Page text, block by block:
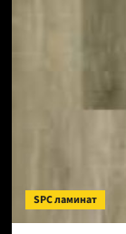
SPC ламинат